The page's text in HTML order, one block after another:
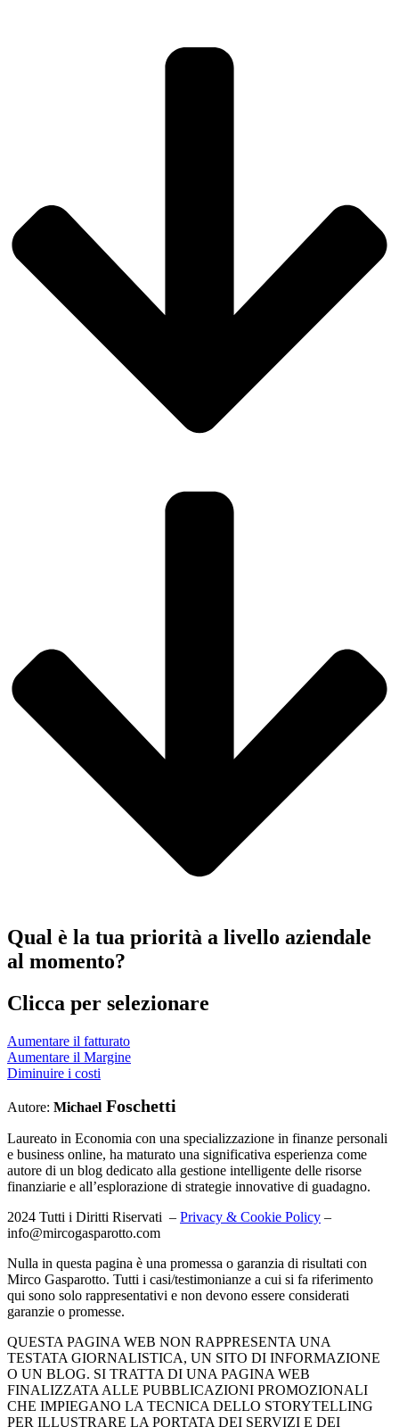
Qual è la tua priorità a livello aziendale
al momento?
Clicca per selezionare
Aumentare il fatturato
Aumentare il Margine
Diminuire i costi
Autore: Michael Foschetti
Laureato in Economia con una specializzazione in finanze personali
e business online, ha maturato una significativa esperienza come
autore di un blog dedicato alla gestione intelligente delle risorse
finanziarie e all’esplorazione di strategie innovative di guadagno.
2024 Tutti i Diritti Riservati – Privacy & Cookie Policy –
info@mircogasparotto.com
Nulla in questa pagina è una promessa o garanzia di risultati con
Mirco Gasparotto. Tutti i casi/testimonianze a cui si fa riferimento
qui sono solo rappresentativi e non devono essere considerati
garanzie o promesse.
QUESTA PAGINA WEB NON RAPPRESENTA UNA
TESTATA GIORNALISTICA, UN SITO DI INFORMAZIONE
O UN BLOG. SI TRATTA DI UNA PAGINA WEB
FINALIZZATA ALLE PUBBLICAZIONI PROMOZIONALI
CHE IMPIEGANO LA TECNICA DELLO STORYTELLING
PER ILLUSTRARE LA PORTATA DEI SERVIZI E DEI